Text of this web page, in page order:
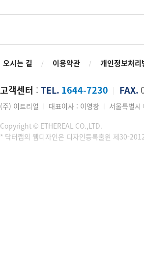
오시는 길 / 이용약관 / 개인정보처리
고객센터 : TEL. 1644-7230 FAX.
(주) 이트리얼 대표이사 : 이영창 서울특별
Copyright © ETHEREAL CO.,LTD.
* 닥터랩의 웹디자인은 디자인등록출원 제30-